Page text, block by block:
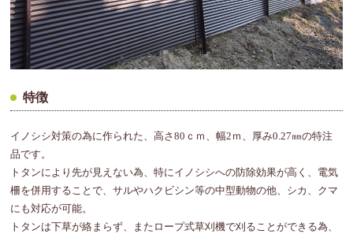
特徴
イノシシ対策の為に作られた、高さ80ｃｍ、幅2ｍ、厚み0.27㎜の特注
品です。
トタンにより先が見えない為、特にイノシシへの防除効果が高く、電気
柵を併用することで、サルやハクビシン等の中型動物の他、シカ、クマ
にも対応が可能。
トタンは下草が絡まらず、またロープ式草刈機で刈ることができる為、